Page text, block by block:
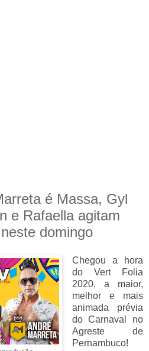
é Massa, Gyl
e Rafaella agitam
domingo
Chegou a hora
do Vert Folia
2020, a maior,
melhor e mais
animada prévia
do Carnaval no
Agreste de
Pernambuco!